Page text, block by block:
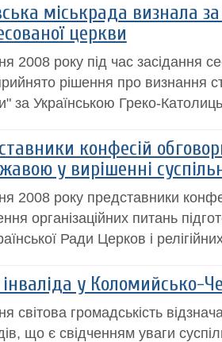
міськрада визнала
церкви
2008 року під час засідання
рішення про визнання
за Українською Греко-
конфесій
у вирішенні
2008 року представники
організаційних питань
Ради Церков і
у Коломийсько-
світова громадськість
що є свідченням уваги